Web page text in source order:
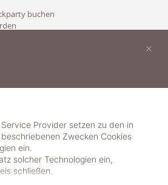
buchen
Provider setzen zu den in
beschriebenen Zwecken Cookies
ein.
solcher Technologien ein,
schließen.
×